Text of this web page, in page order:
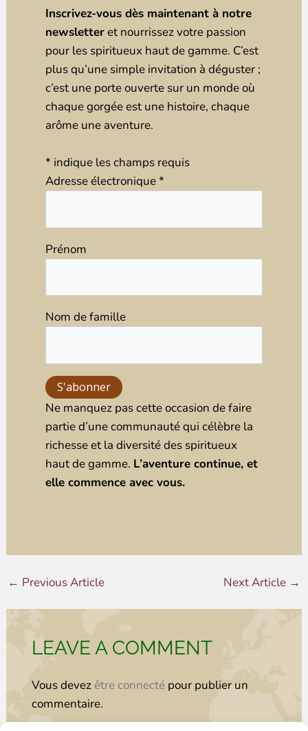
Inscrivez-vous dès maintenant à notre
newsletteret nourrissez votre passion
pour les spiritueux haut de gamme. C’est
plus qu’une simple invitation à déguster ;
c’est une porte ouverte sur un monde où
chaque gorgée est une histoire, chaque
arôme une aventure.
* indique les champs requis
Adresse électronique*
Prénom
Nom de famille
Ne manquez pas cette occasion de faire
partie d’une communauté qui célèbre la
richesse et la diversité des spiritueux
haut de gamme. L’aventure continue, et
elle commence avec vous.
← Previous Article Next Article →
LEAVE A COMMENT
Vous devez être connectépour publier un
commentaire.